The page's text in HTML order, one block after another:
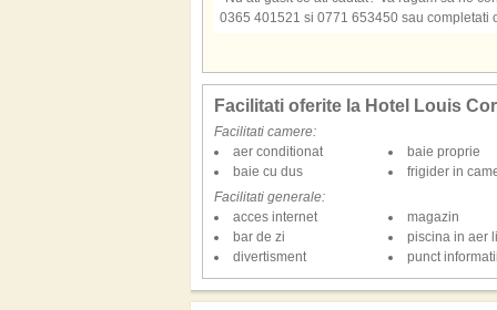
0365 401521 si 0771 653450 sau completati
Facilitati oferite la Hotel Louis
Facilitati camere:
aer conditionat
baie cu dus
baie proprie
frigider in
Facilitati generale:
acces internet
bar de zi
divertisment
magazin
piscina in aer
punct